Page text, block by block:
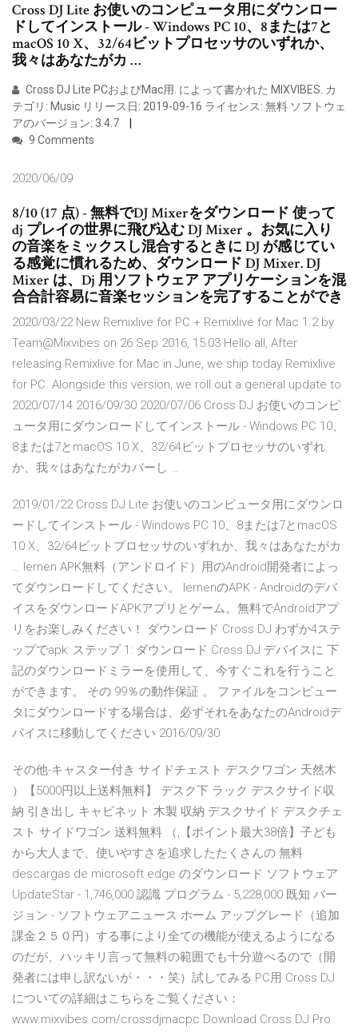
Cross DJ Lite お使いのコンピュータ用にダウンロー
ドしてインストール - Windows PC 10、8または7と
macOS 10 X、32/64ビットプロセッサのいずれか、
我々はあなたがカ …
Cross DJ Lite PCおよびMac用. によって書かれた MIXVIBES. カ
テゴリ: Music リリース日: 2019-09-16 ライセンス: 無料 ソフトウェ
アのバージョン: 3.4.7
9 Comments
2020/06/09
8/10 (17 点) - 無料でDJ Mixerをダウンロード 使って
dj プレイの世界に飛び込む DJ Mixer 。お気に入り
の音楽をミックスし混合するときに DJ が感じてい
る感覚に慣れるため、ダウンロード DJ Mixer. DJ
Mixer は、Dj 用ソフトウェア アプリケーションを混
合合計容易に音楽セッションを完了することができ
2020/03/22 New Remixlive for PC + Remixlive for Mac 1.2 by
Team@Mixvibes on 26 Sep 2016, 15:03 Hello all, After
releasing Remixlive for Mac in June, we ship today Remixlive
for PC. Alongside this version, we roll out a general update to
2020/07/14 2016/09/30 2020/07/06 Cross DJ お使いのコンピ
ュータ用にダウンロードしてインストール - Windows PC 10、
8または7とmacOS 10 X、32/64ビットプロセッサのいずれ
か、我々はあなたがカバーし …
2019/01/22 Cross DJ Lite お使いのコンピュータ用にダウンロ
ードしてインストール - Windows PC 10、8または7とmacOS
10 X、32/64ビットプロセッサのいずれか、我々はあなたがカ
… lernen APK無料（アンドロイド）用のAndroid開発者によっ
てダウンロードしてください。 lernenのAPK - Androidのデバ
イスをダウンロードAPKアプリとゲーム。無料でAndroidアプ
リをお楽しみください！ ダウンロード Cross DJ わずか4ステ
ップでapk: ステップ 1: ダウンロード Cross DJ デバイスに 下
記のダウンロードミラーを使用して、今すぐこれを行うこと
ができます。 その 99％の動作保証 。 ファイルをコンピュー
タにダウンロードする場合は、必ずそれをあなたのAndroidデ
バイスに移動してください 2016/09/30
その他-キャスター付き サイドチェスト デスクワゴン 天然木
）【5000円以上送料無料】 デスク下 ラック デスクサイド収
納 引き出し キャビネット 木製 収納 デスクサイド デスクチェ
スト サイドワゴン 送料無料 （,【ポイント最大38倍】子ども
から大人まで、使いやすさを追求したたくさんの 無料
descargas de microsoft edge のダウンロード ソフトウェア
UpdateStar - 1,746,000 認識 プログラム - 5,228,000 既知 バー
ジョン - ソフトウェアニュース ホーム アップグレード（追加
課金２５０円）する事により全ての機能が使えるようになる
のだが、ハッキリ言って無料の範囲でも十分遊べるので（開
発者には申し訳ないが・・・笑）試してみる PC用 Cross DJ
についての詳細はこちらをご覧ください：
www.mixvibes.com/crossdjmacpc Download Cross DJ Pro